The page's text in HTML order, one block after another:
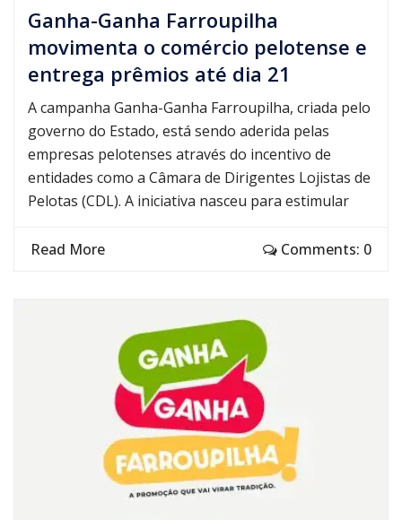
Ganha-Ganha Farroupilha
movimenta o comércio pelotense e
entrega prêmios até dia 21
A campanha Ganha-Ganha Farroupilha, criada pelo
governo do Estado, está sendo aderida pelas
empresas pelotenses através do incentivo de
entidades como a Câmara de Dirigentes Lojistas de
Pelotas (CDL). A iniciativa nasceu para estimular
Read More Comments: 0